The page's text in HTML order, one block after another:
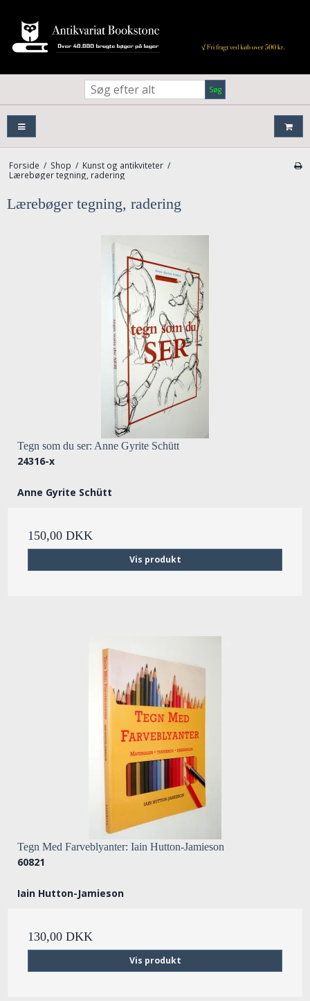
Søg
Forside / Shop / Kunst og antikviteter /
Lærebøger tegning, radering
Lærebøger tegning, radering
Tegn som du ser: Anne Gyrite Schütt
24316-x
Anne Gyrite Schütt
150,00 DKK
Vis produkt
Tegn Med Farveblyanter: Iain Hutton-Jamieson
60821
Iain Hutton-Jamieson
130,00 DKK
Vis produkt